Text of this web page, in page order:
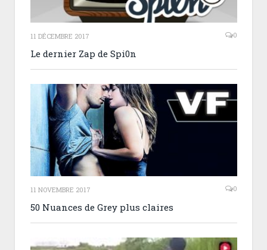
11 DÉCEMBRE 2017 0
Le dernier Zap de Spi0n
11 NOVEMBRE 2017 0
50 Nuances de Grey plus claires